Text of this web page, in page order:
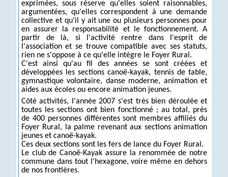
exprimées, sous réserve qu'elles soient raisonnables,
argumentées, qu'elles correspondent à une demande
collective et qu'il y ait une ou plusieurs personnes pour
en assurer la responsabilité et le fonctionnement. A
partir de là, si l'activité rentre dans l'esprit de
l'association et se trouve compatible avec ses statuts,
rien ne s'oppose à ce qu'elle intègre le Foyer Rural.
C'est ainsi qu'au fil des années se sont créées et
développées les sections canoë-kayak, tennis de table,
gymnastique volontaire, danse moderne, animation et
aides aux écoles ou encore animation jeunes.
Côté activités, l'année 2007 s'est très bien déroulée et
toutes les sections ont bien fonctionné ; au total, près
de 400 personnes différentes sont membres affiliés du
Foyer Rural, la palme revenant aux sections animation
jeunes et canoë-kayak.
Ces deux sections sont les fers de lance du Foyer Rural.
Le club de Canoë-Kayak assure la renommée de notre
commune dans tout l'hexagone, voire même en dehors
de nos frontières.